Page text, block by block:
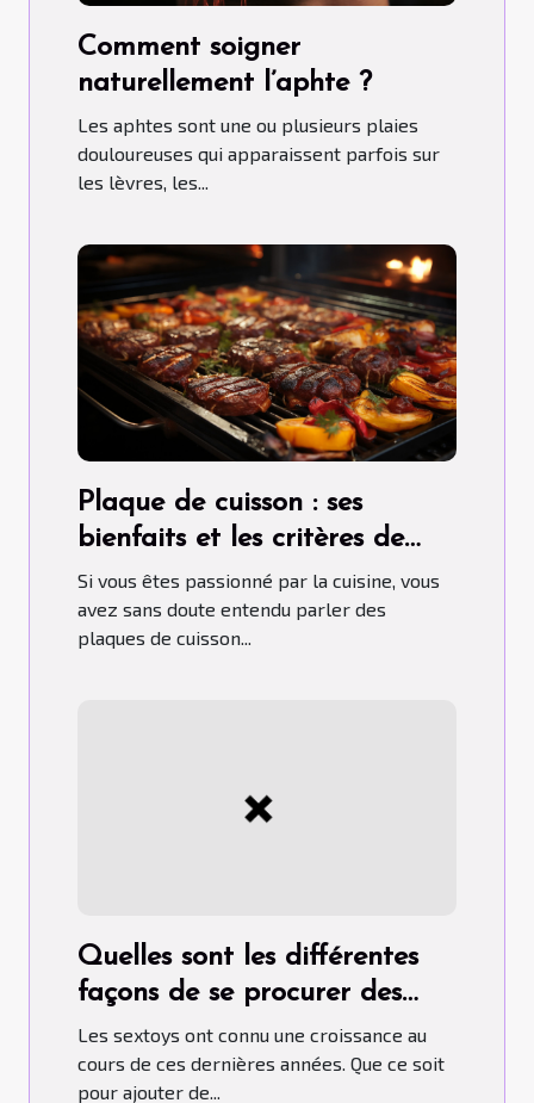
Comment soigner
naturellement l’aphte ?
Les aphtes sont une ou plusieurs plaies
douloureuses qui apparaissent parfois sur
les lèvres, les...
Plaque de cuisson : ses
bienfaits et les critères de
choix pour un bon usage
Si vous êtes passionné par la cuisine, vous
avez sans doute entendu parler des
plaques de cuisson...
Quelles sont les différentes
façons de se procurer des
sextoys ?
Les sextoys ont connu une croissance au
cours de ces dernières années. Que ce soit
pour ajouter de...